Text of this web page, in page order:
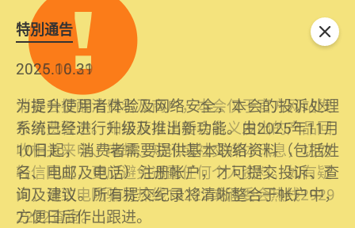
特別通告
2026.06.29
消委会提醒消费者及商户，本会仅于官方网站发
布消费警示。如接获以消委会名义发出的产品回
收相关来电、电邮、短讯或社交媒体讯息，切勿
轻信回应，更应避免透露任何个人资料。如有疑
问，请致电防骗易热线18222或消委会热线2929
2222查询。
2025.10.31
为提升使用者体验及网络安全，本会的投诉处理
系统已经进行升级及推出新功能。由2025年11月
10日起，消费者需要提供基本联络资料（包括姓
名、电邮及电话）注册帐户，才可提交投诉、查
询及建议。所有提交纪录将清晰整合于帐户中，
方便日后作出跟进。
关闭